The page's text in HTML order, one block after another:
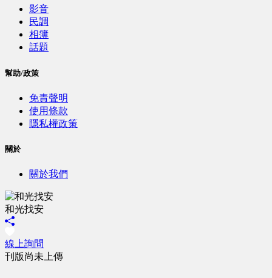
影音
民調
相簿
話題
幫助/政策
免責聲明
使用條款
隱私權政策
關於
關於我們
和光找安
線上詢問
刊版尚未上傳